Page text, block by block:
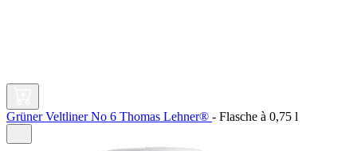
Grüner Veltliner No 6 Thomas Lehner® - Flasche à 0,75 l